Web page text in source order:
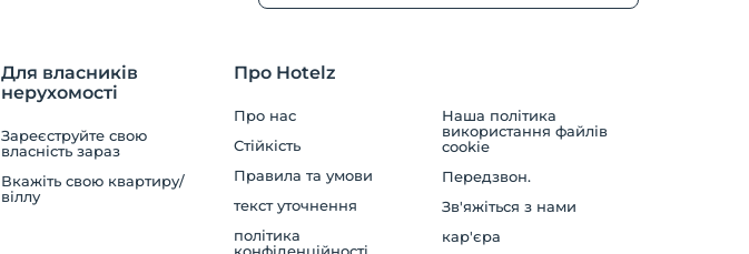
Для власників
нерухомості
Зареєструйте свою
власність зараз
Вкажіть свою квартиру/
віллу
Про Hotelz
Про нас
Стійкість
Правила та умови
текст уточнення
політика
Наша політика
використання файлів
cookie
Передзвон.
Зв'яжіться з нами
кар'єра